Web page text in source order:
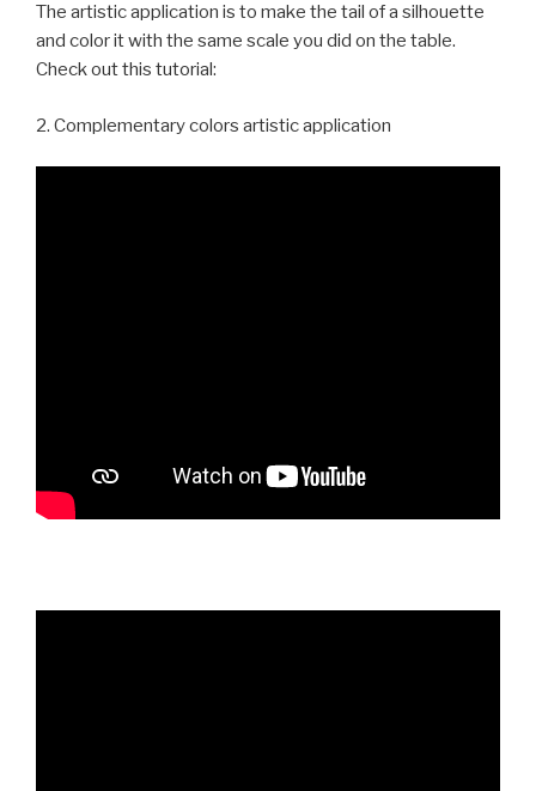
The artistic application is to make the tail of a silhouette
and color it with the same scale you did on the table.
Check out this tutorial:
2. Complementary colors artistic application